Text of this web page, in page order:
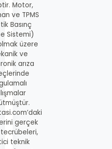
Motor,
ve TPMS
Basınç
Sistemi)
üzere
ve
arıza
gerçek
teknik